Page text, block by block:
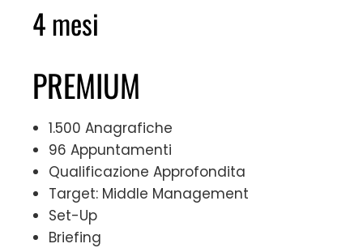
4 mesi
PREMIUM
1.500 Anagrafiche
96 Appuntamenti
Qualificazione Approfondita
Target: Middle Management
Set-Up
Briefing